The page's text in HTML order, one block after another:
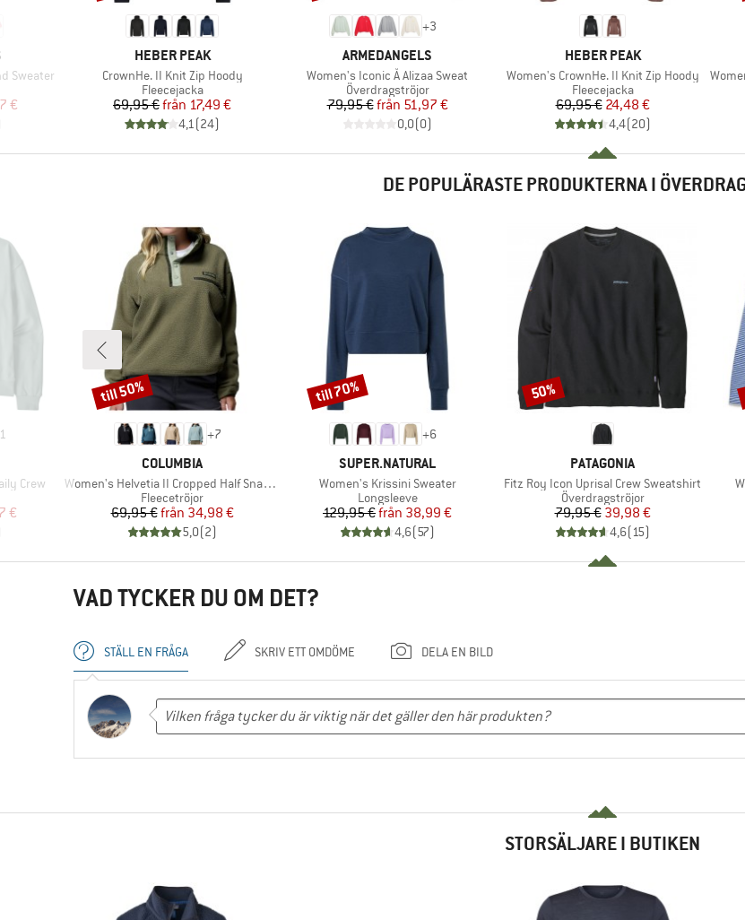
Sweater
pris
€
VARUMÄRKE
HEBER PEAK
Produkter
CrownHe. II Knit Zip Hoody
Produktgrupp
Fleecejacka
Pris
69,95 € Reducerat pris
från 17,49 €
4,1(24)
+3
VARUMÄRKE
ARMEDANGELS
Produkter
Women's Iconic Å Alizaa Sweat
Produktgrupp
Överdragströjor
Pris
79,95 € Reducerat pris
från 51,97 €
0,0(0)
VARUMÄRKE
HEBER PEAK
Produkter
Women's CrownHe. II Knit Zip Hoody
Produktgrupp
Fleecejacka
Pris
69,95 €Reducerat pris
24,48 €
4,4(20)
DE POPULÄRASTE PRODUKTERNA I
1
Crew
pris
€
+7
VARUMÄRKE
COLUMBIA
Produkter
Women's Helvetia II Cropped Half Snap Fleece
Produktgrupp
Fleecetröjor
Pris
69,95 € Reducerat pris
från 34,98 €
5,0(2)
Rabatt
till 50%
+6
VARUMÄRKE
SUPER.NATURAL
Produkter
Women's Krissini Sweater
Produktgrupp
Longsleeve
Pris
129,95 € Reducerat pris
från 38,99 €
4,6(57)
Rabatt
till 70%
VARUMÄRKE
PATAGONIA
Produkter
Fitz Roy Icon Uprisal Crew Sweatshirt
Produktgrupp
Överdragströjor
Pris
79,95 €Reducerat pris
39,98 €
4,6(15)
Rabatt
50%
VAD TYCKER DU OM DET?
STÄLL EN FRÅGA SKRIV ETT OMDÖME DELA EN BILD
STORSÄLJARE I BUTIKEN